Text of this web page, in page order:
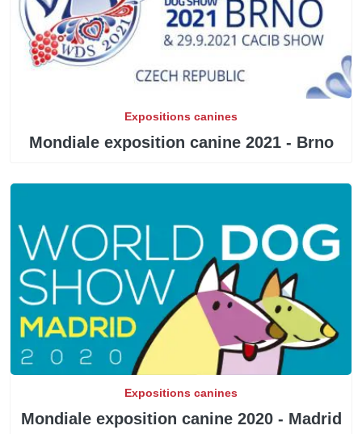
Expositions canines
Mondiale exposition canine 2021 - Brno
Expositions canines
Mondiale exposition canine 2020 - Madrid